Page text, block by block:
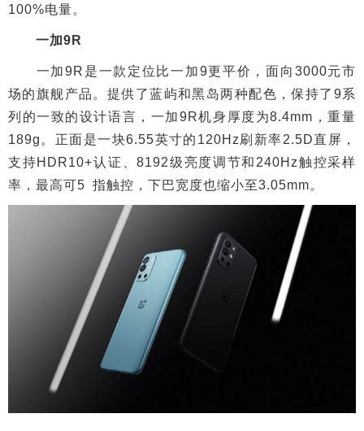
100%电量。
一加9R
一加9R是一款定位比一加9更平价，面向3000元市
场的旗舰产品。提供了蓝屿和黑岛两种配色，保持了9系
列的一致的设计语言，一加9R机身厚度为8.4mm，重量
189g。正面是一块6.55英寸的120Hz刷新率2.5D直屏，
支持HDR10+认证、8192级亮度调节和240Hz触控采样
率，最高可5 指触控，下巴宽度也缩小至3.05mm。